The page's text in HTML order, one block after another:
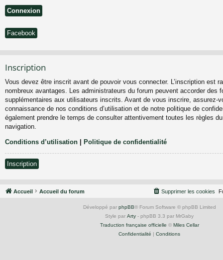
Facebook
Inscription
Vous devez être inscrit avant de pouvoir vous connecter. L’inscription est
nombreux avantages. Les administrateurs du forum peuvent accorder des
supplémentaires aux utilisateurs inscrits. Avant de vous inscrire, assurez-
connaissance de nos conditions d’utilisation et de notre politique de
également prendre le temps de consulter attentivement toutes les règles
navigation.
Conditions d’utilisation | Politique de confidentialité
Inscription
Accueil Accueil du forum Supprimer les cookies
Développé par phpBB® Forum Software © phpBB Limited
Style par Arty - phpBB 3.3 par MrGaby
Traduction française officielle © Miles Cellar
Confidentialité | Conditions